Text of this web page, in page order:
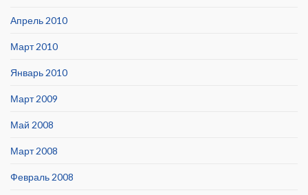
Апрель 2010
Март 2010
Январь 2010
Март 2009
Май 2008
Март 2008
Февраль 2008